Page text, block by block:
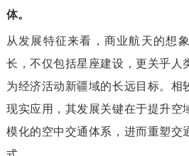
体。
从发展特征来看，商业航天的想
长，不仅包括星座建设，更关乎人
为经济活动新疆域的长远目标。相
现实应用，其发展关键在于提升空
模化的空中交通体系，进而重塑交